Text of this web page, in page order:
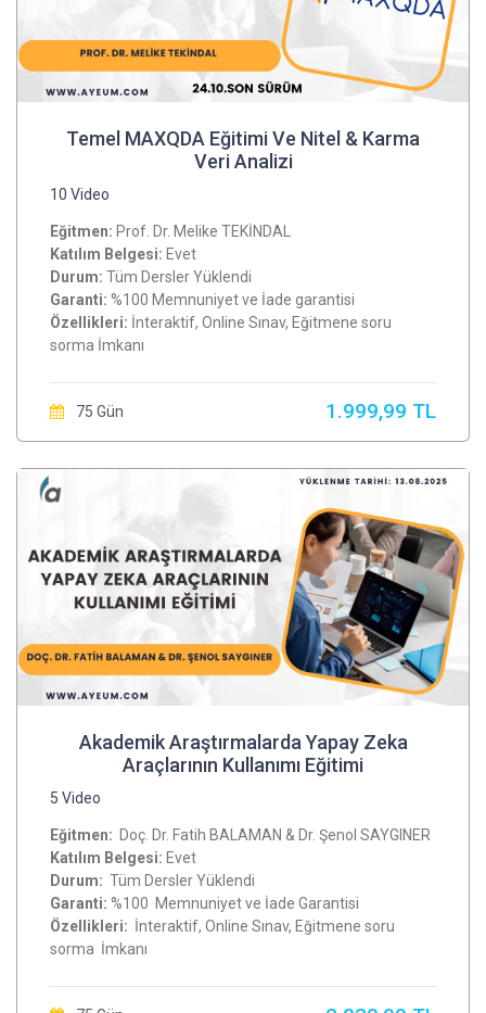
Temel MAXQDA Eğitimi Ve Nitel & Karma
Veri Analizi
10 Video
Eğitmen: Prof. Dr. Melike TEKİNDAL
Katılım Belgesi: Evet
Durum: Tüm Dersler Yüklendi
Garanti: %100 Memnuniyet ve İade garantisi
Özellikleri: İnteraktif, Online Sınav, Eğitmene soru
sorma İmkanı
75 Gün 1.999,99 TL
Akademik Araştırmalarda Yapay Zeka
Araçlarının Kullanımı Eğitimi
5 Video
Eğitmen: Doç. Dr. Fatih BALAMAN & Dr. Şenol SAYGINER
Katılım Belgesi: Evet
Durum: Tüm Dersler Yüklendi
Garanti: %100 Memnuniyet ve İade Garantisi
Özellikleri: İnteraktif, Online Sınav, Eğitmene soru
sorma İmkanı